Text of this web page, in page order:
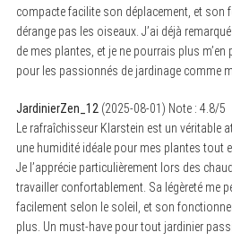
compacte facilite son déplacement, et son
dérange pas les oiseaux. J’ai déjà
de mes plantes, et je ne pourrais plus
pour les passionnés de jardinage comme
JardinierZen_12 (2025-08-01) Note : 4.8/5
Le rafraîchisseur Klarstein est un véritable
une humidité idéale pour mes plantes tout
Je l’apprécie particulièrement lors des
travailler confortablement. Sa légèreté me
facilement selon le soleil, et son
plus. Un must-have pour tout jardinier